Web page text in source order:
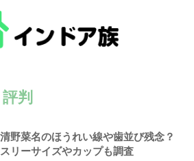
判
清野菜名のほうれい線や歯並び残念？
スリーサイズやカップも調査